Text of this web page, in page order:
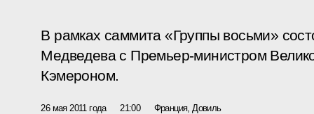
В рамках саммита «Группы восьми»
Медведева с Премьер-министром
Кэмероном.
26 мая 2011 года 21:00 Франция, Довиль